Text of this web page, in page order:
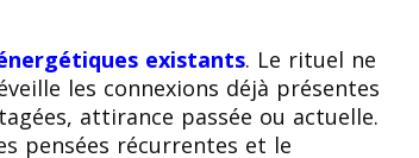
existants. Le rituel ne
les connexions déjà présentes
attirance passée ou actuelle.
pensées récurrentes et le